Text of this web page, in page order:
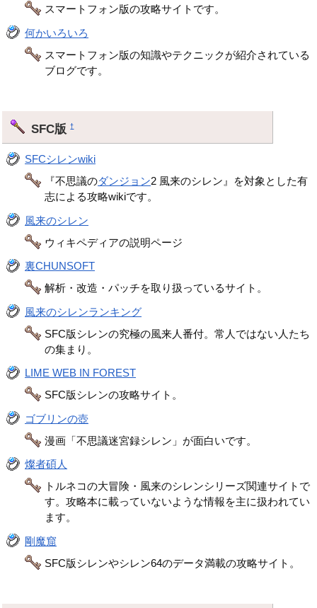
スマートフォン版の攻略サイトです。
何かいろいろ
スマートフォン版の知識やテクニックが紹介されている
ブログです。
SFC版†
SFCシレンwiki
『不思議のダンジョン2 風来のシレン』を対象とした有
志による攻略wikiです。
風来のシレン
ウィキペディアの説明ページ
裏CHUNSOFT
解析・改造・パッチを取り扱っているサイト。
風来のシレンランキング
SFC版シレンの究極の風来人番付。常人ではない人たち
の集まり。
LIME WEB IN FOREST
SFC版シレンの攻略サイト。
ゴブリンの壺
漫画「不思議迷宮録シレン」が面白いです。
燦者碩人
トルネコの大冒険・風来のシレンシリーズ関連サイトで
す。攻略本に載っていないような情報を主に扱われてい
ます。
剛魔窟
SFC版シレンやシレン64のデータ満載の攻略サイト。